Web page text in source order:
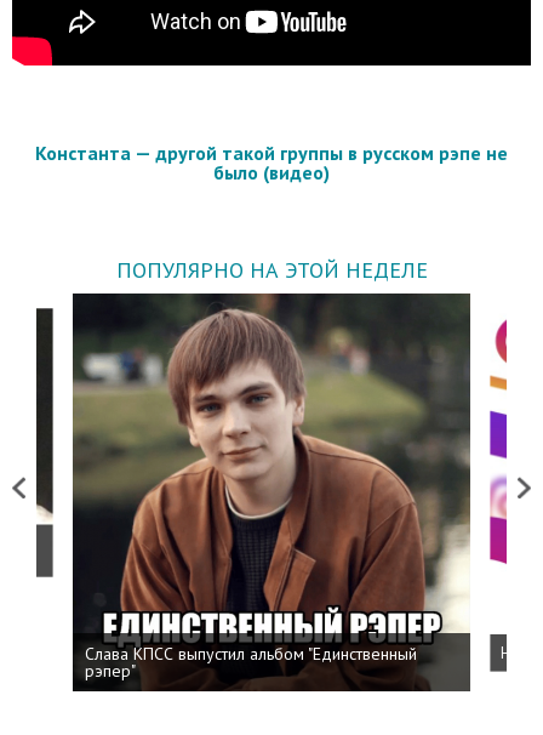
Константа — другой такой группы в русском рэпе не
было (видео)
ПОПУЛЯРНО НА ЭТОЙ НЕДЕЛЕ
Previous
Слава КПСС выпустил альбом "Единственный
рэпер"
Next